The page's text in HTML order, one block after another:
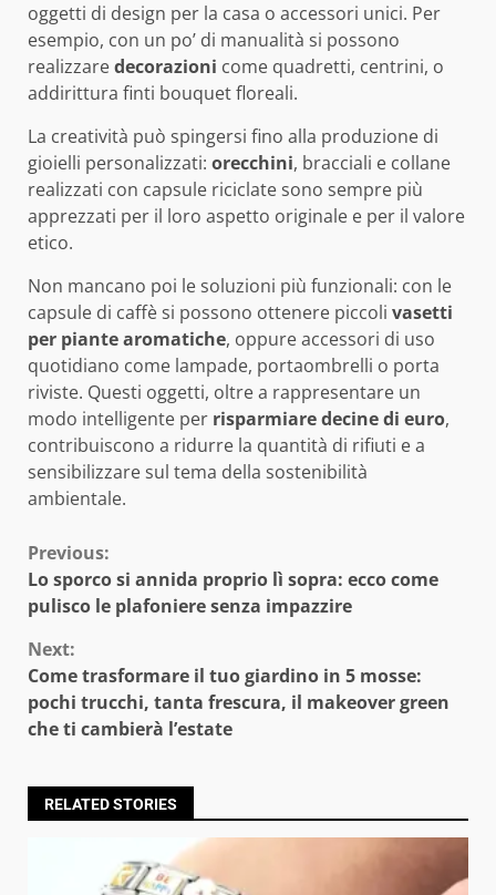
oggetti di design per la casa o accessori unici. Per
esempio, con un po’ di manualità si possono
realizzaredecorazioni come quadretti, centrini, o
addirittura finti bouquet floreali.
La creatività può spingersi fino alla produzione di
gioielli personalizzati: orecchini, bracciali e collane
realizzati con capsule riciclate sono sempre più
apprezzati per il loro aspetto originale e per il valore
etico.
Non mancano poi le soluzioni più funzionali: con le
capsule di caffè si possono ottenere piccoli vasetti
per piante aromatiche, oppure accessori di uso
quotidiano come lampade, portaombrelli o porta
riviste. Questi oggetti, oltre a rappresentare un
modo intelligente per risparmiare decine di euro,
contribuiscono a ridurre la quantità di rifiuti e a
sensibilizzare sul tema della sostenibilità
ambientale.
Continue
Reading
Previous:
Lo sporco si annida proprio lì sopra: ecco come
pulisco le plafoniere senza impazzire
Next:
Come trasformare il tuo giardino in 5 mosse:
pochi trucchi, tanta frescura, il makeover green
che ti cambierà l’estate
RELATED STORIES